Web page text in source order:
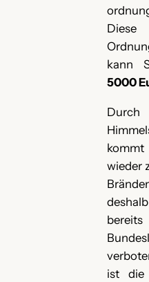
Diese
kann
5000
Durch
wieder
ist die